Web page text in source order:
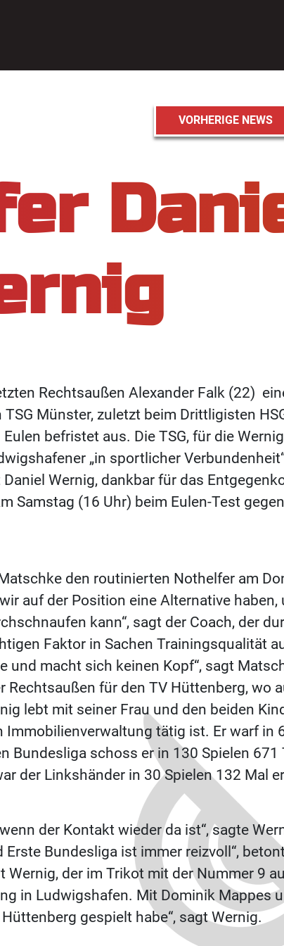
VORHERIGE NEWS
Rechtsaußen Alexander Falk (22)
Münster, zuletzt beim Drittligisten
befristet aus. Die TSG, für die
„in sportlicher
Wernig, dankbar für das
Samstag (16 Uhr) beim Eulen-Test
den routinierten Nothelfer am
auf der Position eine Alternative
kann“, sagt der Coach, der
Faktor in Sachen Trainingsqualität
und macht sich keinen Kopf“, sagt
für den TV Hüttenberg, wo
lebt mit seiner Frau und den beiden
tätig ist. Er warf in
Bundesliga schoss er in 130 Spielen 671
der Linkshänder in 30 Spielen 132 Mal
der Kontakt wieder da ist“, sagte
Bundesliga ist immer reizvoll“,
der im Trikot mit der Nummer 9
in Ludwigshafen. Mit Dominik Mappes
gespielt habe“, sagt Wernig.